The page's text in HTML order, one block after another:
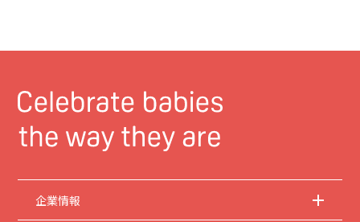
企業情報